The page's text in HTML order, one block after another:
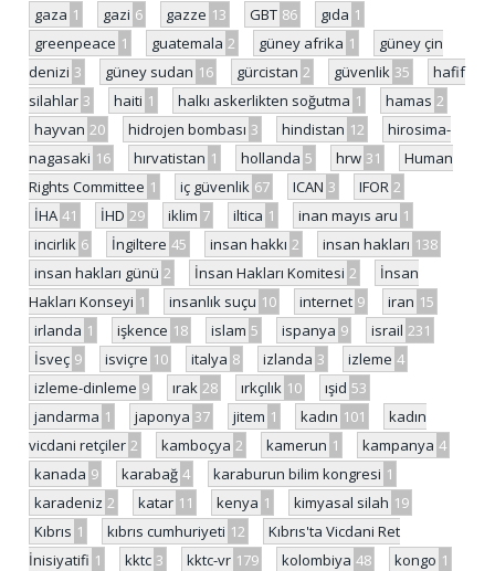
gaza 1 gazi 6 gazze 13 GBT 86 gıda 1
greenpeace 1 guatemala 2 güney afrika 1
güney çin
denizi 3 güney sudan 16 gürcistan 2 güvenlik 35
hafif
silahlar 3 haiti 1 halkı askerlikten soğutma 1 hamas 2
hayvan 20 hidrojen bombası 3 hindistan 12
hirosima-
nagasaki 16 hırvatistan 1 hollanda 5 hrw 31
Human
Rights Committee 1 iç güvenlik 67 ICAN 3 IFOR 2
İHA 41 İHD 29 iklim 7 iltica 1 inan mayıs aru 1
incirlik 6 İngiltere 45 insan hakkı 2 insan hakları 138
insan hakları günü 2 İnsan Hakları Komitesi 2
İnsan
Hakları Konseyi 1 insanlık suçu 10 internet 9 iran 15
irlanda 1 işkence 18 islam 5 ispanya 9 israil 231
İsveç 9 isviçre 10 italya 8 izlanda 3 izleme 4
izleme-dinleme 9 ırak 28 ırkçılık 10 ışid 53
jandarma 1 japonya 37 jitem 1 kadın 101
kadın
vicdani retçiler 2 kamboçya 2 kamerun 1 kampanya 4
kanada 9 karabağ 4 karaburun bilim kongresi 1
karadeniz 2 katar 11 kenya 1 kimyasal silah 19
Kıbrıs 1 kıbrıs cumhuriyeti 12
Kıbrıs'ta Vicdani Ret
İnisiyatifi 1 kktc 3 kktc-vr 179 kolombiya 48 kongo 1